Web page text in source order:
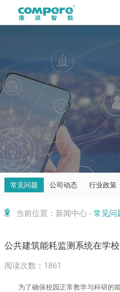
常见问题 公司动态 行业政策
当前位置：新闻中心 -常见问
公共建筑能耗监测系统在学
阅读次数：1861
为了确保校园正常教学与科研的